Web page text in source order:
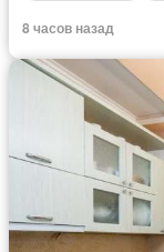
8 часов назад